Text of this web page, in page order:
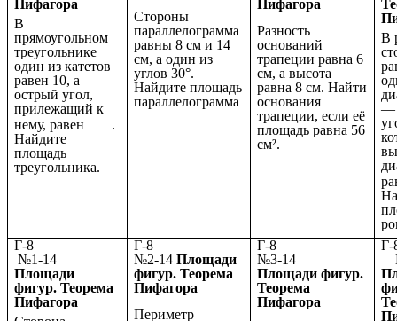
Пифагора
В
прямоугольном
треугольнике
один из катетов
равен 10, а
острый угол,
прилежащий к
нему, равен
.
Найдите
площадь
треугольника.
Стороны
параллелограмма
равны 8 см и 14
см, а один из
углов 30°.
Найдите площадь
параллелограмма
Пифагора
Разность
оснований
трапеции равна 6
см, а высота
равна 8 см. Найти
основания
трапеции, если её
площадь равна 56
см².
В
—
Г-8
№1-14
Площади
фигур. Теорема
Пифагора
Г-8
№2-14Площади
фигур. Теорема
Пифагора
Периметр
Г-8
№3-14
Площади фигур.
Теорема
Пифагора